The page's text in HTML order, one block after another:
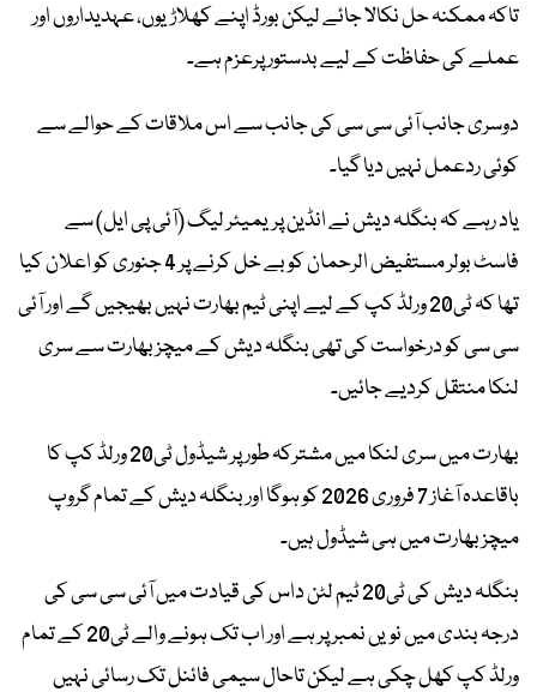
تاکہ ممکنہ حل نکالا جائے لیکن بورڈ اپنے کھلاڑیوں، عہدیداروں اور
عملے کی حفاظت کے لیے بدستور پرعزم ہے۔
دوسری جانب آئی سی سی کی جانب سے اس ملاقات کے حوالے سے
کوئی ردعمل نہیں دیا گیا۔
یاد رہے کہ بنگلہ دیش نے انڈین پریمیئر لیگ (آئی پی ایل) سے
فاسٹ بولر مستفیض الرحمان کو بے خل کرنے پر 4 جنوری کو اعلان کیا
تھا کہ ٹی20 ورلڈ کپ کے لیے اپنی ٹیم بھارت نہیں بھیجیں گے اور آئی
سی سی کو درخواست کی تھی بنگلہ دیش کے میچز بھارت سے سری
لنکا منتقل کردیے جائیں۔
بھارت میں سری لنکا میں مشترکہ طور پر شیڈول ٹی20 ورلڈ کپ کا
باقاعدہ آغاز 7 فروری 2026 کو ہوگا اور بنگلہ دیش کے تمام گروپ
میچز بھارت میں ہی شیڈول ہیں۔
بنگلہ دیش کی ٹی20 ٹیم لٹن داس کی قیادت میں آئی سی سی کی
درجہ بندی میں نویں نمبر پر ہے اور اب تک ہونے والے ٹی20 کے تمام
ورلڈ کپ کھل چکی ہے لیکن تاحال سیمی فائنل تک رسائی نہیں